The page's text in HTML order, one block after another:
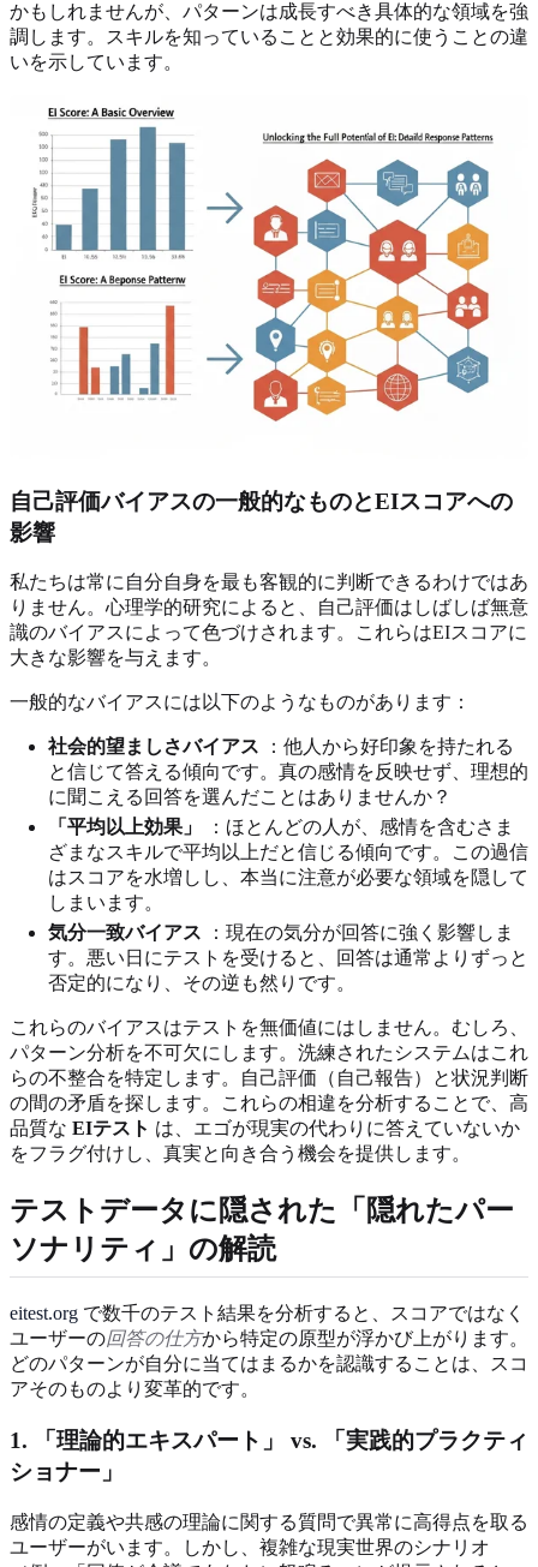
かもしれませんが、パターンは成長すべき具体的な領域を強
調します。スキルを知っていることと効果的に使うことの違
いを示しています。
自己評価バイアスの一般的なものとEIスコアへの
影響
私たちは常に自分自身を最も客観的に判断できるわけではあ
りません。心理学的研究によると、自己評価はしばしば無意
識のバイアスによって色づけされます。これらはEIスコアに
大きな影響を与えます。
一般的なバイアスには以下のようなものがあります：
社会的望ましさバイアス ：他人から好印象を持たれる
と信じて答える傾向です。真の感情を反映せず、理想的
に聞こえる回答を選んだことはありませんか？
「平均以上効果」
：ほとんどの人が、感情を含むさま
ざまなスキルで平均以上だと信じる傾向です。この過信
はスコアを水増しし、本当に注意が必要な領域を隠して
しまいます。
気分一致バイアス ：現在の気分が回答に強く影響しま
す。悪い日にテストを受けると、回答は通常よりずっと
否定的になり、その逆も然りです。
これらのバイアスはテストを無価値にはしません。むしろ、
パターン分析を不可欠にします。洗練されたシステムはこれ
らの不整合を特定します。自己評価（自己報告）と状況判断
の間の矛盾を探します。これらの相違を分析することで、高
品質な EIテスト は、エゴが現実の代わりに答えていないか
をフラグ付けし、真実と向き合う機会を提供します。
テストデータに隠された「隠れたパー
ソナリティ」の解読
eitest.org で数千のテスト結果を分析すると、スコアではなく
ユーザーの回答の仕方から特定の原型が浮かび上がります。
どのパターンが自分に当てはまるかを認識することは、スコ
アそのものより変革的です。
1. 「理論的エキスパート」 vs. 「実践的プラクティ
ショナー」
感情の定義や共感の理論に関する質問で異常に高得点を取る
ユーザーがいます。しかし、複雑な現実世界のシナリオ